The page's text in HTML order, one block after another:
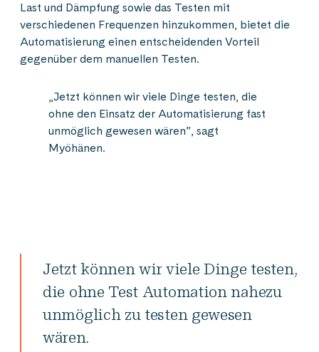
Last und Dämpfung sowie das Testen mit
verschiedenen Frequenzen hinzukommen, bietet die
Automatisierung einen entscheidenden Vorteil
gegenüber dem manuellen Testen.
„Jetzt können wir viele Dinge testen, die
ohne den Einsatz der Automatisierung fast
unmöglich gewesen wären”, sagt
Myöhänen.
Jetzt können wir viele Dinge testen,
die ohne Test Automation nahezu
unmöglich zu testen gewesen
wären.